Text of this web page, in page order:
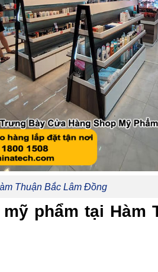
Thuận Bắc Lâm Đồng
phẩm tại Hàm